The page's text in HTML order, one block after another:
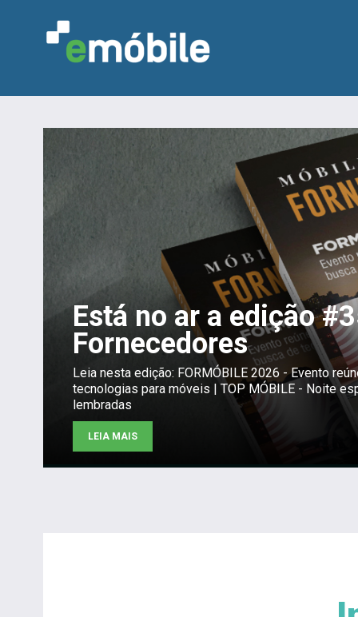
Está no ar a edição
Fornecedores
Leia nesta edição: FORMÓBILE 2026 - Evento
tecnologias para móveis | TOP MÓBILE - Noite
lembradas
LEIA MAIS